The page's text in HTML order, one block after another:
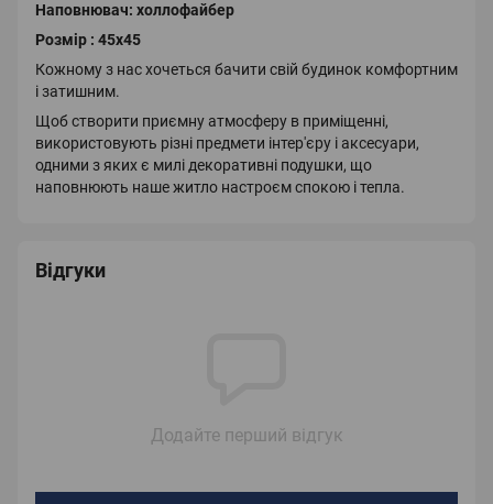
Наповнювач: холлофайбер
Розмір : 45х45
Кожному з нас хочеться бачити свій будинок комфортним
і затишним.
Щоб створити приємну атмосферу в приміщенні,
використовують різні предмети інтер'єру і аксесуари,
одними з яких є милі декоративні подушки, що
наповнюють наше житло настроєм спокою і тепла.
Відгуки
Додайте перший відгук